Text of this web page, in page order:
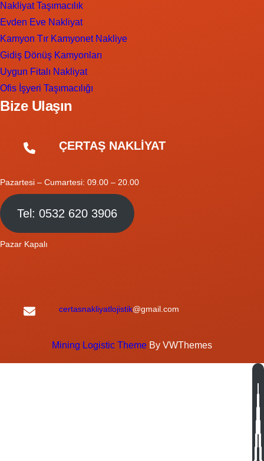
Nakliyat Taşımacılık
Evden Eve Nakliyat
Kamyon Tır Kamyonet Nakliye
Gidiş Dönüş Kamyonları
Uygun Fitalı Nakliyat
Ofis İşyeri Taşımacılığı
Bize Ulaşın
ÇERTAŞ NAKLİYAT
Pazartesi – Cumartesi: 09.00 – 20.00
Tel: 0532 620 3906
Pazar Kapalı
certasnakliyatlojistik@gmail.com
Mining Logistic Theme By VWThemes